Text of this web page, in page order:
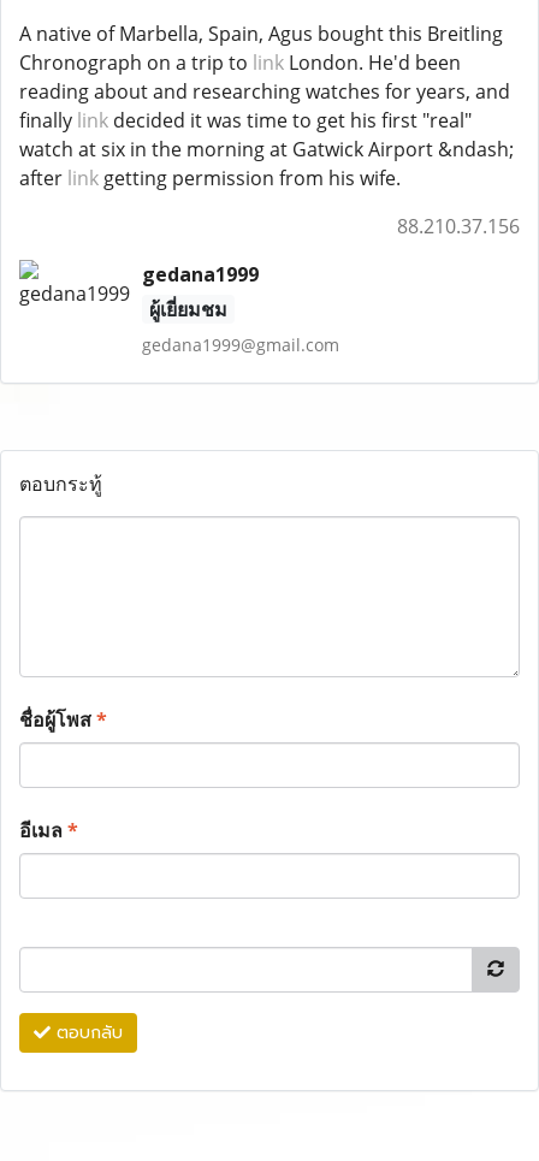
A native of Marbella, Spain, Agus bought this Breitling
Chronograph on a trip to link London. He'd been
reading about and researching watches for years, and
finally link decided it was time to get his first "real"
watch at six in the morning at Gatwick Airport &ndash;
after link getting permission from his wife.
88.210.37.156
gedana1999
ผู้เยี่ยมชม
gedana1999@gmail.com
ตอบกระทู้
ชื่อผู้โพส*
อีเมล*
ตอบกลับ